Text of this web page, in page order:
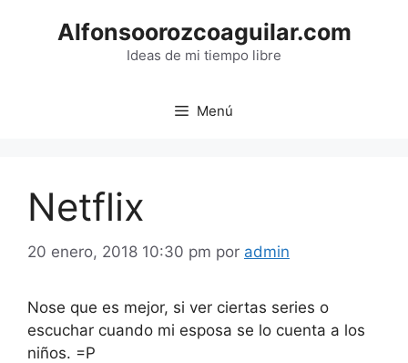
Alfonsoorozcoaguilar.com
Ideas de mi tiempo libre
Menú
Netflix
20 enero, 2018 10:30 pm por admin
Nose que es mejor, si ver ciertas series o
escuchar cuando mi esposa se lo cuenta a los
niños. =P